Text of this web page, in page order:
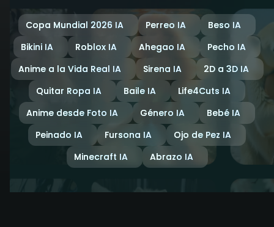
Copa Mundial 2026 IA Perreo IA
Beso IA
Bikini IA
Roblox IA Ahegao IA
Pecho IA
Anime a la Vida Real IA
Sirena IA
2D a 3D IA
Quitar Ropa IA
Baile IA
Life4Cuts IA
Anime desde Foto IA
Género IA
Bebé IA
Peinado IA
Fursona IA
Ojo de Pez IA
Minecraft IA
Abrazo IA